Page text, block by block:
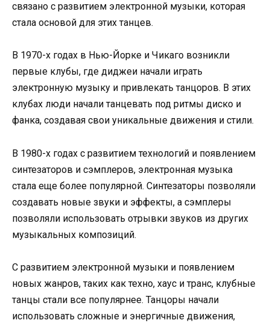
связано с развитием электронной музыки, которая
стала основой для этих танцев.
В 1970-х годах в Нью-Йорке и Чикаго возникли
первые клубы, где диджеи начали играть
электронную музыку и привлекать танцоров. В этих
клубах люди начали танцевать под ритмы диско и
фанка, создавая свои уникальные движения и стили.
В 1980-х годах с развитием технологий и появлением
синтезаторов и сэмплеров, электронная музыка
стала еще более популярной. Синтезаторы позволяли
создавать новые звуки и эффекты, а сэмплеры
позволяли использовать отрывки звуков из других
музыкальных композиций.
С развитием электронной музыки и появлением
новых жанров, таких как техно, хаус и транс, клубные
танцы стали все популярнее. Танцоры начали
использовать сложные и энергичные движения,